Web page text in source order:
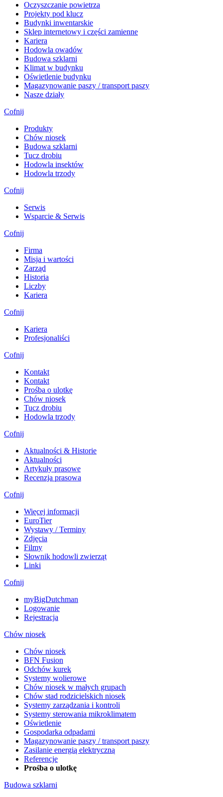
Oczyszczanie powietrza
Projekty pod klucz
Budynki inwentarskie
Sklep internetowy i części zamienne
Kariera
Hodowla owadów
Budowa szklarni
Klimat w budynku
Oświetlenie budynku
Magazynowanie paszy / transport paszy
Nasze działy
Cofnij
Produkty
Chów niosek
Budowa szklarni
Tucz drobiu
Hodowla insektów
Hodowla trzody
Cofnij
Serwis
Wsparcie & Serwis
Cofnij
Firma
Misja i wartości
Zarząd
Historia
Liczby
Kariera
Cofnij
Kariera
Profesjonaliści
Cofnij
Kontakt
Kontakt
Prośba o ulotkę
Chów niosek
Tucz drobiu
Hodowla trzody
Cofnij
Aktualności & Historie
Aktualności
Artykuły prasowe
Recenzja prasowa
Cofnij
Więcej informacji
EuroTier
Wystawy / Terminy
Zdjęcia
Filmy
Słownik hodowli zwierząt
Linki
Cofnij
myBigDutchman
Logowanie
Rejestracja
Chów niosek
Chów niosek
BFN Fusion
Odchów kurek
Systemy wolierowe
Chów niosek w małych grupach
Chów stad rodzicielskich niosek
Systemy zarządzania i kontroli
Systemy sterowania mikroklimatem
Oświetlenie
Gospodarka odpadami
Magazynowanie paszy / transport paszy
Zasilanie energią elektryczną
Referencje
Prośba o ulotkę
Budowa szklarni